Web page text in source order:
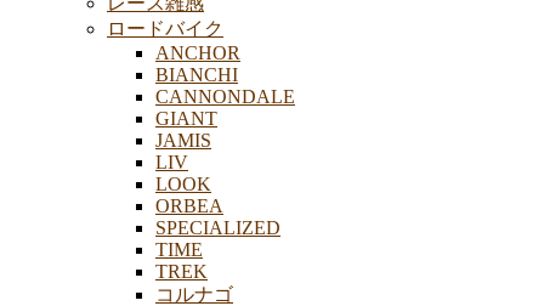
ロードバイク
ANCHOR
BIANCHI
CANNONDALE
GIANT
JAMIS
LIV
LOOK
ORBEA
SPECIALIZED
TIME
TREK
コルナゴ